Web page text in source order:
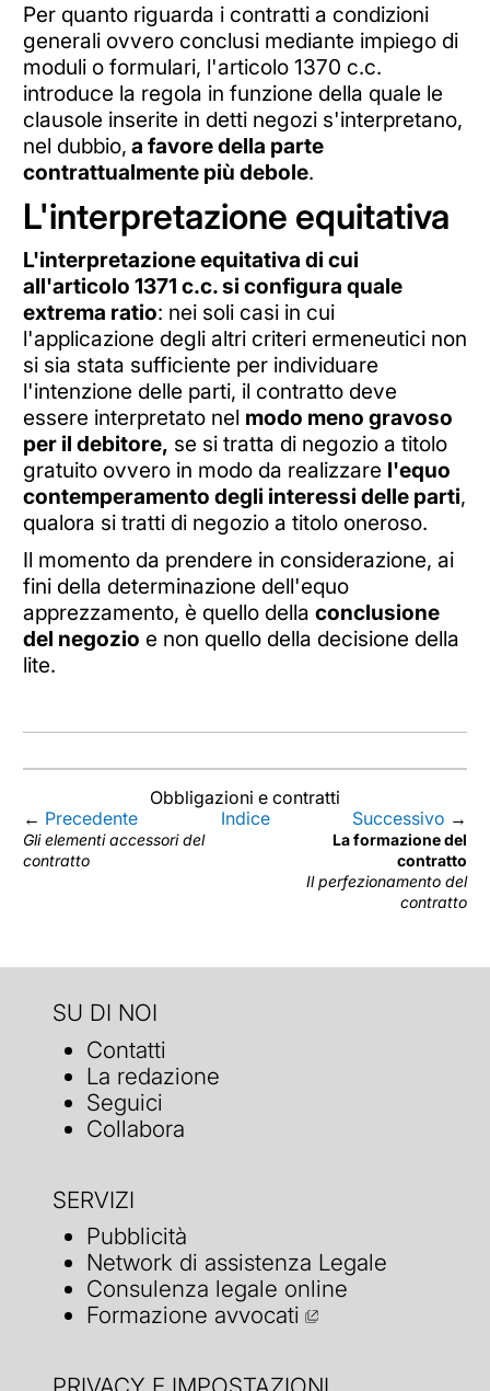
Per quanto riguarda i contratti a condizioni
generali ovvero conclusi mediante impiego di
moduli o formulari, l'articolo 1370 c.c.
introduce la regola in funzione della quale le
clausole inserite in detti negozi s'interpretano,
nel dubbio, a favore della parte
contrattualmente più debole.
L'interpretazione equitativa
L'interpretazione equitativa di cui
all'articolo 1371 c.c. si configura quale
extrema ratio: nei soli casi in cui
l'applicazione degli altri criteri ermeneutici non
si sia stata sufficiente per individuare
l'intenzione delle parti, il contratto deve
essere interpretato nel modo meno gravoso
per il debitore, se si tratta di negozio a titolo
gratuito ovvero in modo da realizzare l'equo
contemperamento degli interessi delle parti,
qualora si tratti di negozio a titolo oneroso.
Il momento da prendere in considerazione, ai
fini della determinazione dell'equo
apprezzamento, è quello della conclusione
del negozio e non quello della decisione della
lite.
Obbligazioni e contratti
← Precedente
Gli elementi accessori del
contratto
Indice Successivo →
La formazione del
contratto
Il perfezionamento del
contratto
SU DI NOI
Contatti
La redazione
Seguici
Collabora
SERVIZI
Pubblicità
Network di assistenza Legale
Consulenza legale online
Formazione avvocati